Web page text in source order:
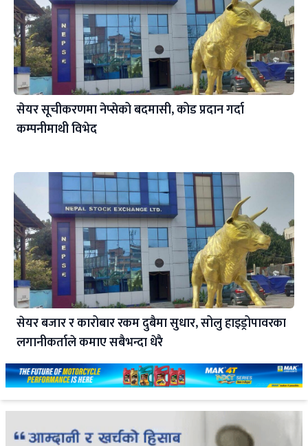
सेयर सूचीकरणमा नेप्सेको बदमासी, कोड प्रदान गर्दा
कम्पनीमाथी विभेद
सेयर बजार र कारोबार रकम दुबैमा सुधार, सोलु हाइड्रोपावरका
लगानीकर्ताले कमाए सबैभन्दा धेरै